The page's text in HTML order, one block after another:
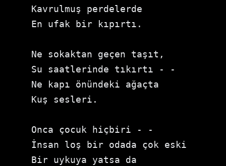
Kavrulmuş perdelerde
En ufak bir kıpırtı.
Ne sokaktan geçen taşıt,
Su saatlerinde tıkırtı - -
Ne kapı önündeki ağaçta
Kuş sesleri.
Onca çocuk hiçbiri - -
İnsan loş bir odada çok eski
Bir uykuya yatsa da